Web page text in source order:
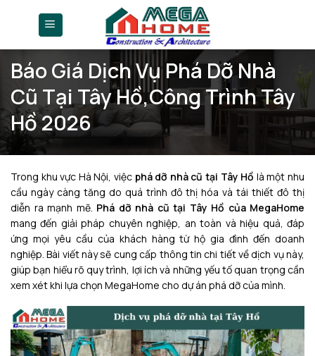
Báo Giá Dịch Vụ Phá Dỡ Nhà
Cũ Tại Tây Hồ,Công Trình Tây
Hồ 2026
Trong khu vực Hà Nội, việc phá dỡ nhà cũ tại Tây Hồ là một nhu
cầu ngày càng tăng do quá trình đô thị hóa và tái thiết đô thị
diễn ra mạnh mẽ. Phá dỡ nhà cũ tại Tây Hồ của MegaHome
mang đến giải pháp chuyên nghiệp, an toàn và hiệu quả, đáp
ứng mọi yêu cầu của khách hàng từ hộ gia đình đến doanh
nghiệp. Bài viết này sẽ cung cấp thông tin chi tiết về dịch vụ này,
giúp bạn hiểu rõ quy trình, lợi ích và những yếu tố quan trọng cần
xem xét khi lựa chọn MegaHome cho dự án phá dỡ của mình.